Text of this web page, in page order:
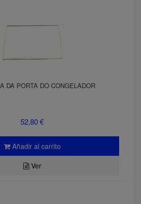
DA PORTA DO CONGELADOR
52,80 €
Añadir al carrito
Ver